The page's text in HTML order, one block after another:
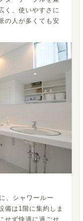
く、使いやすさに
の人が多くても安
、シャワールー
備は1階に集約しま
せず快適に過ごせ